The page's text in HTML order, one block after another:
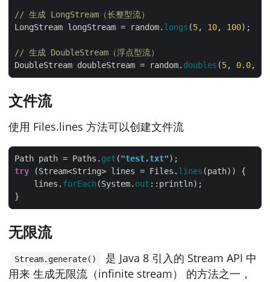
// 生成 LongStream（长整型流）
LongStream longStream = random. longs (5, 10, 100
// 生成 DoubleStream（浮点型流）
DoubleStream doubleStream = random. doubles (5, 0. 0, 1.
文件流
使用 Files.lines 方法可以创建文件流
Path path = Paths. get ("test.txt"
try (Stream<String> lines = Files. lines
    lines.
forEach (System. out
无限流
Stream.generate()
是 Java 8 引入的 Stream API 中
用来 生成无限流（infinite stream） 的方法之一，